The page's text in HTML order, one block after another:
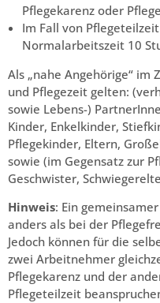
Pflegekarenz oder
Im Fall von
Normalarbeitszeit 10
Als „nahe Angehörige“ im
und Pflegezeit gelten:
sowie Lebens-)
Kinder, Enkelkinder,
Pflegekinder, Eltern,
sowie (im Gegensatz zur
Geschwister,
Hinweis: Ein
anders als bei der
Jedoch können für die
zwei Arbeitnehmer
Pflegekarenz und der
Pflegeteilzeit